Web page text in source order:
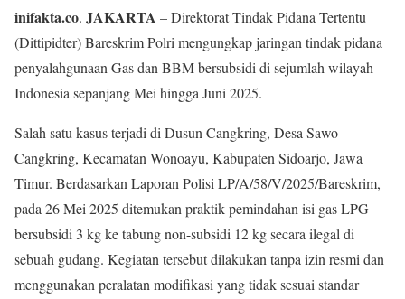
inifakta.co. JAKARTA – Direktorat Tindak Pidana Tertentu
(Dittipidter) Bareskrim Polri mengungkap jaringan tindak pidana
penyalahgunaan Gas dan BBM bersubsidi di sejumlah wilayah
Indonesia sepanjang Mei hingga Juni 2025.
Salah satu kasus terjadi di Dusun Cangkring, Desa Sawo
Cangkring, Kecamatan Wonoayu, Kabupaten Sidoarjo, Jawa
Timur. Berdasarkan Laporan Polisi LP/A/58/V/2025/Bareskrim,
pada 26 Mei 2025 ditemukan praktik pemindahan isi gas LPG
bersubsidi 3 kg ke tabung non-subsidi 12 kg secara ilegal di
sebuah gudang. Kegiatan tersebut dilakukan tanpa izin resmi dan
menggunakan peralatan modifikasi yang tidak sesuai standar